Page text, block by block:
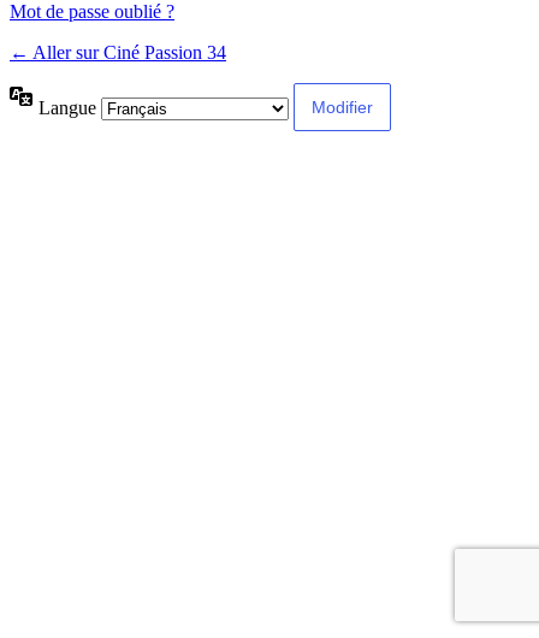
Mot de passe oublié ?
← Aller sur Ciné Passion 34
Langue